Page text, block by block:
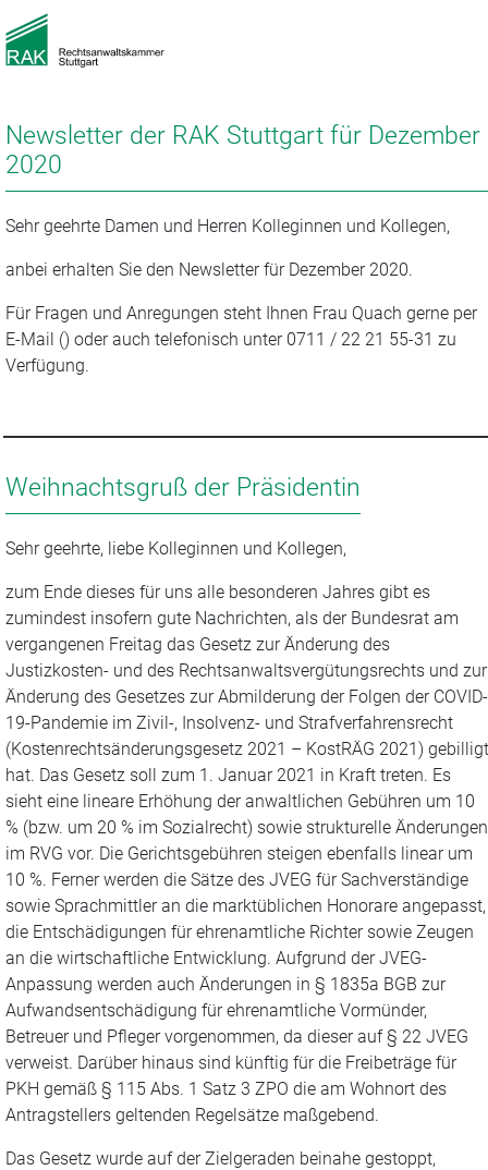
Newsletter der RAK Stuttgart für Dezember
2020
Sehr geehrte Damen und Herren Kolleginnen und Kollegen,
anbei erhalten Sie den Newsletter für Dezember 2020.
Für Fragen und Anregungen steht Ihnen Frau Quach gerne per
E-Mail () oder auch telefonisch unter 0711 / 22 21 55-31 zu
Verfügung.
Weihnachtsgruß der Präsidentin
Sehr geehrte, liebe Kolleginnen und Kollegen,
zum Ende dieses für uns alle besonderen Jahres gibt es
zumindest insofern gute Nachrichten, als der Bundesrat am
vergangenen Freitag das Gesetz zur Änderung des
Justizkosten- und des Rechtsanwaltsvergütungsrechts und zur
Änderung des Gesetzes zur Abmilderung der Folgen der COVID-
19-Pandemie im Zivil-, Insolvenz- und Strafverfahrensrecht
(Kostenrechtsänderungsgesetz 2021 – KostRÄG 2021) gebilligt
hat. Das Gesetz soll zum 1. Januar 2021 in Kraft treten. Es
sieht eine lineare Erhöhung der anwaltlichen Gebühren um 10
% (bzw. um 20 % im Sozialrecht) sowie strukturelle Änderungen
im RVG vor. Die Gerichtsgebühren steigen ebenfalls linear um
10 %. Ferner werden die Sätze des JVEG für Sachverständige
sowie Sprachmittler an die marktüblichen Honorare angepasst,
die Entschädigungen für ehrenamtliche Richter sowie Zeugen
an die wirtschaftliche Entwicklung. Aufgrund der JVEG-
Anpassung werden auch Änderungen in § 1835a BGB zur
Aufwandsentschädigung für ehrenamtliche Vormünder,
Betreuer und Pfleger vorgenommen, da dieser auf § 22 JVEG
verweist. Darüber hinaus sind künftig für die Freibeträge für
PKH gemäß § 115 Abs. 1 Satz 3 ZPO die am Wohnort des
Antragstellers geltenden Regelsätze maßgebend.
Das Gesetz wurde auf der Zielgeraden beinahe gestoppt,